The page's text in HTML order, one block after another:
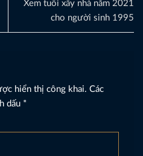
Xem tuổi xây nhà năm 2021
cho người sinh 1995
hiển thị công khai. Các
dấu *